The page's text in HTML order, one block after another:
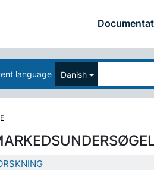
language Danish